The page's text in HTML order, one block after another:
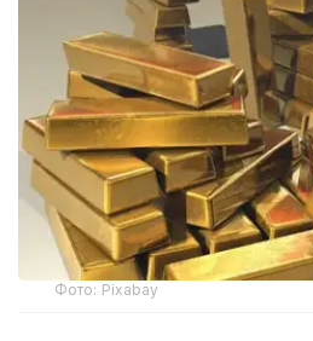
Фото: Pixabay